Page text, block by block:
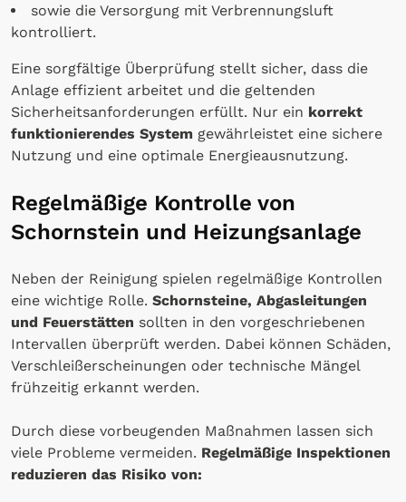
sowie die Versorgung mit Verbrennungsluft
kontrolliert.
Eine sorgfältige Überprüfung stellt sicher, dass die
Anlage effizient arbeitet und die geltenden
Sicherheitsanforderungen erfüllt. Nur ein korrekt
funktionierendes System gewährleistet eine sichere
Nutzung und eine optimale Energieausnutzung.
Regelmäßige Kontrolle von
Schornstein und Heizungsanlage
Neben der Reinigung spielen regelmäßige Kontrollen
eine wichtige Rolle. Schornsteine, Abgasleitungen
und Feuerstätten sollten in den vorgeschriebenen
Intervallen überprüft werden. Dabei können Schäden,
Verschleißerscheinungen oder technische Mängel
frühzeitig erkannt werden.
Durch diese vorbeugenden Maßnahmen lassen sich
viele Probleme vermeiden. Regelmäßige Inspektionen
reduzieren das Risiko von: